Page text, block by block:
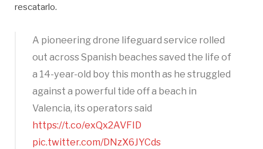
rescatarlo.
A pioneering drone lifeguard service rolled
out across Spanish beaches saved the life of
a 14-year-old boy this month as he struggled
against a powerful tide off a beach in
Valencia, its operators said
https://t.co/exQx2AVFID
pic.twitter.com/DNzX6JYCds